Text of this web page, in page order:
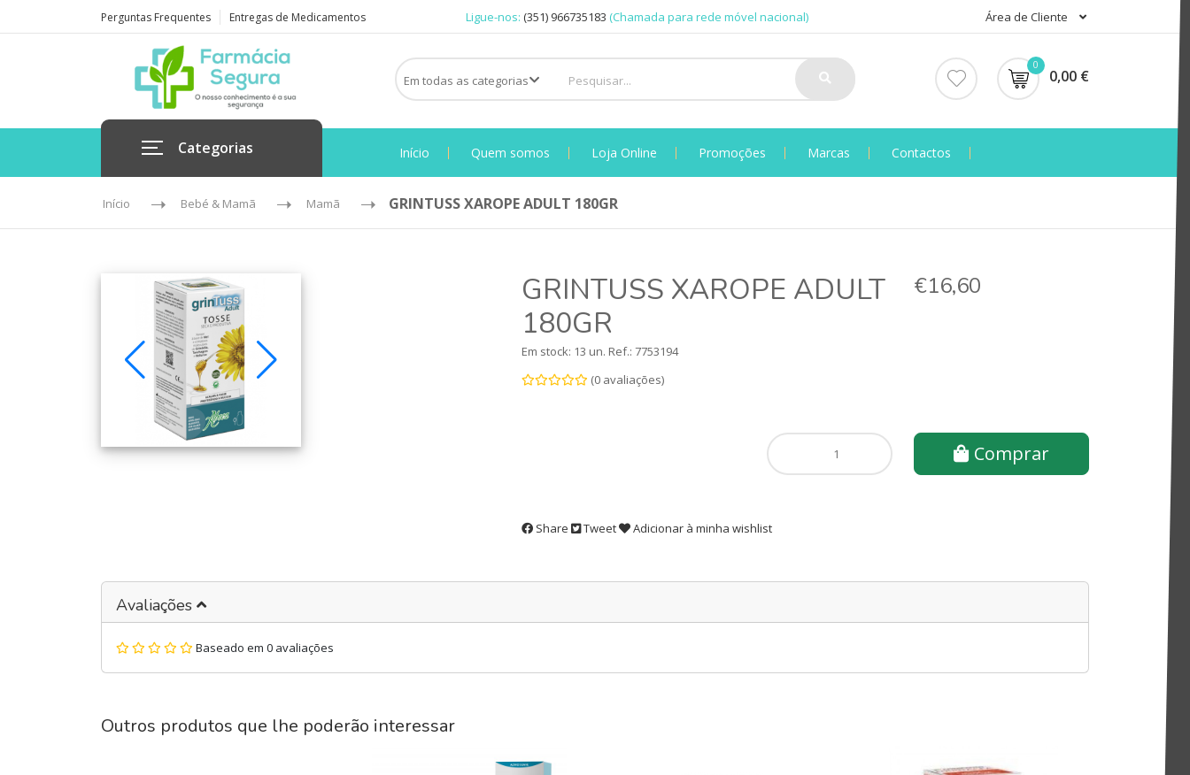
Perguntas Frequentes Entregas de Medicamentos Ligue-nos: (351) 966735183 (Chamada para rede móvel nacional) Área de Cliente
0
0,00 €
Categorias Início Quem somos Loja Online Promoções Marcas Contactos
Início Bebé & Mamã Mamã GRINTUSS XAROPE ADULT 180GR
GRINTUSS XAROPE ADULT
180GR
€16,60
Em stock: 13 un. Ref.: 7753194
(0 avaliações)
Comprar
Share Tweet Adicionar à minha wishlist
Avaliações
Baseado em 0 avaliações
Outros produtos que lhe poderão interessar